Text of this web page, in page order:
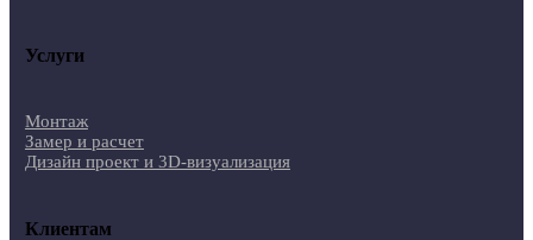
Услуги
Монтаж
Замер и расчет
Дизайн проект и 3D-визуализация
Клиентам